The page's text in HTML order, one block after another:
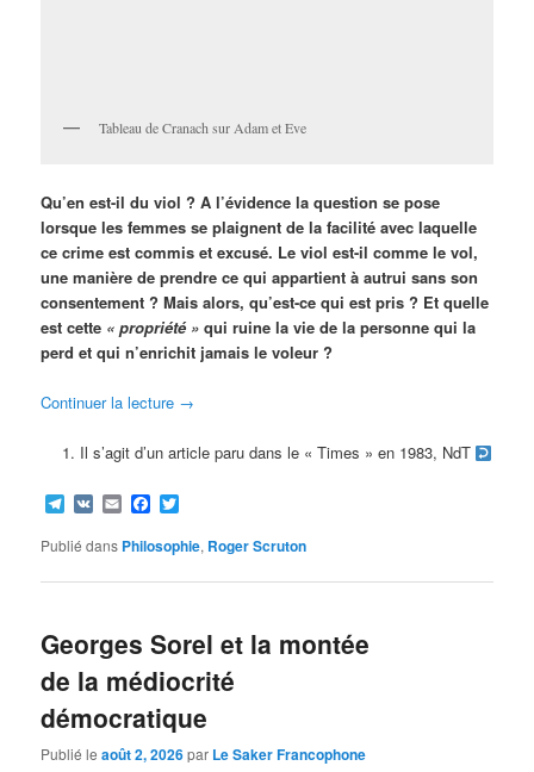
Tableau de Cranach sur Adam et Eve
Qu’en est-il du viol ? A l’évidence la question se pose
lorsque les femmes se plaignent de la facilité avec laquelle
ce crime est commis et excusé. Le viol est-il comme le vol,
une manière de prendre ce qui appartient à autrui sans son
consentement ? Mais alors, qu’est-ce qui est pris ? Et quelle
est cette « propriété » qui ruine la vie de la personne qui la
perd et qui n’enrichit jamais le voleur ?
Continuer la lecture →
Il s’agit d’un article paru dans le « Times » en 1983, NdT
Telegram
VK EmailFacebook
Publié dans Philosophie, Roger Scruton
Georges Sorel et la montée
de la médiocrité
démocratique
Publié leaoût 2, 2026par Le Saker Francophone